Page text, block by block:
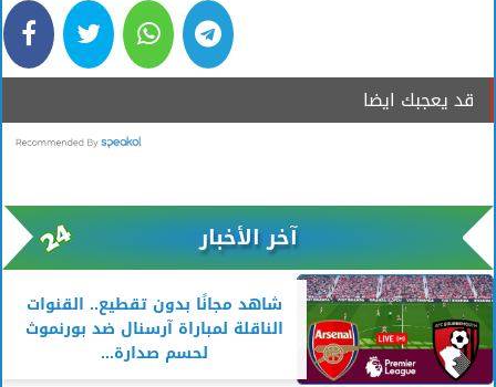
قد يعجبك ايضا
آخر الأخبار
شاهد مجانًا بدون تقطيع.. القنوات
الناقلة لمباراة آرسنال ضد بورنموث
لحسم صدارة...